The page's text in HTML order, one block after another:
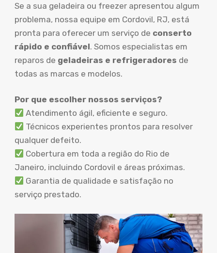
Se a sua geladeira ou freezer apresentou algum
problema, nossa equipe em Cordovil, RJ, está
pronta para oferecer um serviço de conserto
rápido e confiável. Somos especialistas em
reparos de geladeiras e refrigeradores de
todas as marcas e modelos.
Por que escolher nossos serviços?
Atendimento ágil, eficiente e seguro.
Técnicos experientes prontos para resolver
qualquer defeito.
Cobertura em toda a região do Rio de
Janeiro, incluindo Cordovil e áreas próximas.
Garantia de qualidade e satisfação no
serviço prestado.